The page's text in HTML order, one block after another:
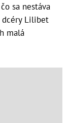
sa nestáva
dcéry Lilibet
malá